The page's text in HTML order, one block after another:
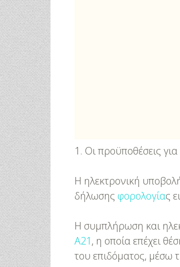
1. Οι προϋποθέσεις
Η ηλεκτρονική
δήλωσης φορολογίας
Η συμπλήρωση και
Α21, η οποία επέχει
του επιδόματος, μέσω